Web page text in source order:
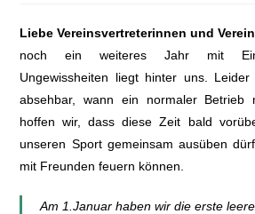
Liebe Vereinsvertreterinnen und
noch ein weiteres Jahr mit
Ungewissheiten liegt hinter uns.
absehbar, wann ein normaler Betrieb
hoffen wir, dass diese Zeit bald
unseren Sport gemeinsam ausüben
mit Freunden feuern können.
Am 1.Januar haben wir die erste